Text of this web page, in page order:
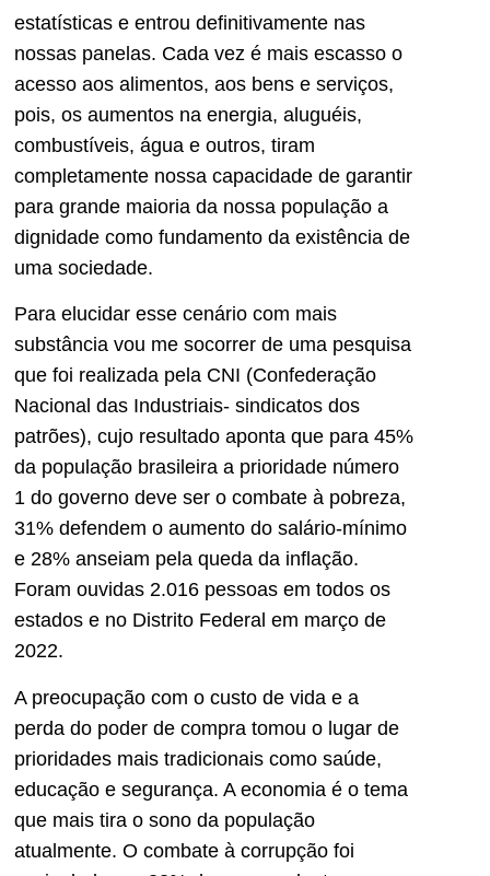
estatísticas e entrou definitivamente nas
nossas panelas. Cada vez é mais escasso o
acesso aos alimentos, aos bens e serviços,
pois, os aumentos na energia, aluguéis,
combustíveis, água e outros, tiram
completamente nossa capacidade de garantir
para grande maioria da nossa população a
dignidade como fundamento da existência de
uma sociedade.
Para elucidar esse cenário com mais
substância vou me socorrer de uma pesquisa
que foi realizada pela CNI (Confederação
Nacional das Industriais- sindicatos dos
patrões), cujo resultado aponta que para 45%
da população brasileira a prioridade número
1 do governo deve ser o combate à pobreza,
31% defendem o aumento do salário-mínimo
e 28% anseiam pela queda da inflação.
Foram ouvidas 2.016 pessoas em todos os
estados e no Distrito Federal em março de
2022.
A preocupação com o custo de vida e a
perda do poder de compra tomou o lugar de
prioridades mais tradicionais como saúde,
educação e segurança. A economia é o tema
que mais tira o sono da população
atualmente. O combate à corrupção foi